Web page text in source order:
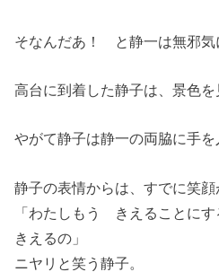
そなんだあ！ と静一は無邪気
高台に到着した静子は、景色を
やがて静子は静一の両脇に手を
静子の表情からは、すでに笑顔
「わたしもう きえることに
きえるの」
ニヤリと笑う静子。